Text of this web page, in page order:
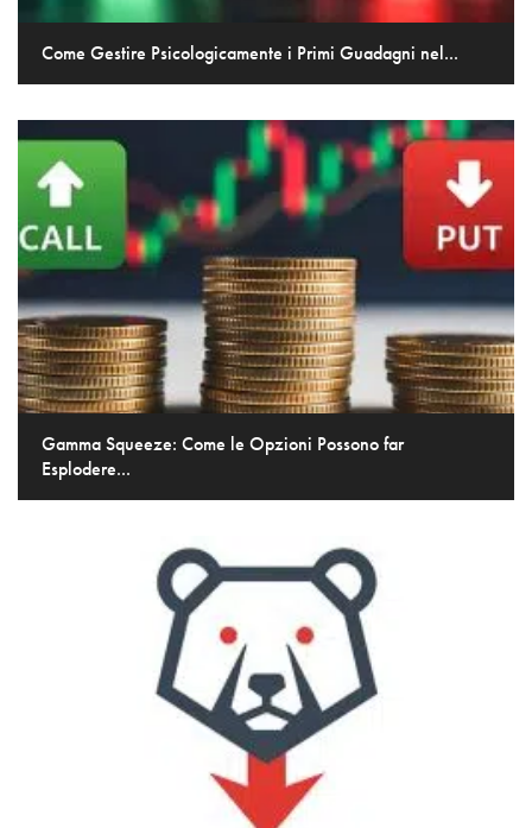
Come Gestire Psicologicamente i Primi Guadagni nel...
Gamma Squeeze: Come le Opzioni Possono far
Esplodere...